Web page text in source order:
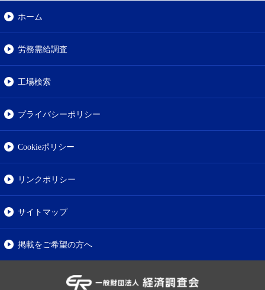
ホーム
労務需給調査
工場検索
プライバシーポリシー
Cookieポリシー
リンクポリシー
サイトマップ
掲載をご希望の方へ